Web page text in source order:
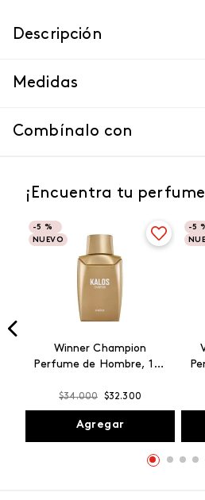
Descripción
Medidas
Combínalo con
¡Encuentra tu
-5 %
NUEVO
Winner Champion
Perfume de Hombre, 100
$34.000 $32.300
Agregar
-5